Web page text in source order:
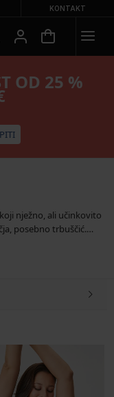
KONTAKT
OD 25 %
nježno, ali učinkovito
posebno trbuščić.
koji završava ispod